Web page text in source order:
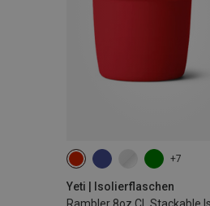
+7
Yeti | Isolierflaschen
237ML